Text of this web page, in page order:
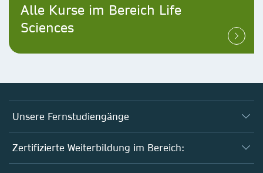
Alle Kurse im Bereich Life
Sciences
Unsere Fernstudiengänge
Fernstudium Biologie
Fernstudium B. Sc. Chemie
Zertifizierte Weiterbildung im Bereich: